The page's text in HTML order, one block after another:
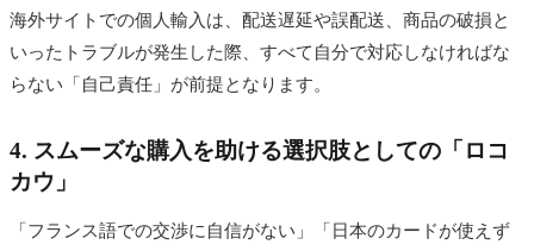
海外サイトでの個人輸入は、配送遅延や誤配送、商品の破損と
いったトラブルが発生した際、すべて自分で対応しなければな
らない「自己責任」が前提となります。
4. スムーズな購入を助ける選択肢としての「ロコ
カウ」
「フランス語での交渉に自信がない」「日本のカードが使えず